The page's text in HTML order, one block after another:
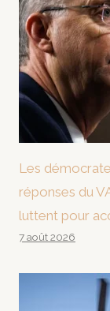
Les
réponses du
luttent pour
7 août 2026